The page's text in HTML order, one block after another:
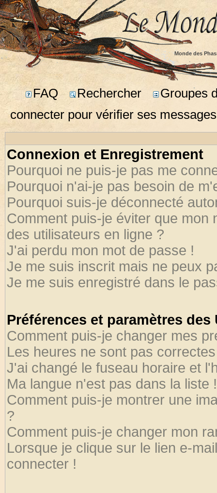
Monde des
FAQ Rechercher
Groupes
connecter pour vérifier ses
Connexion et Enregistrement
Pourquoi ne puis-je pas me
Pourquoi n'ai-je pas besoin de
Pourquoi suis-je déconnecté
Comment puis-je éviter que mon
des utilisateurs en ligne ?
J'ai perdu mon mot de passe !
Je me suis inscrit mais ne peux
Je me suis enregistré dans le
Préférences et paramètres
Comment puis-je changer mes
Les heures ne sont pas
J'ai changé le fuseau horaire et
Ma langue n'est pas dans la liste !
Comment puis-je montrer une
?
Comment puis-je changer mon
Lorsque je clique sur le lien e-
connecter !